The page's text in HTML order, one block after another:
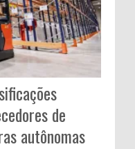
de
autônomas